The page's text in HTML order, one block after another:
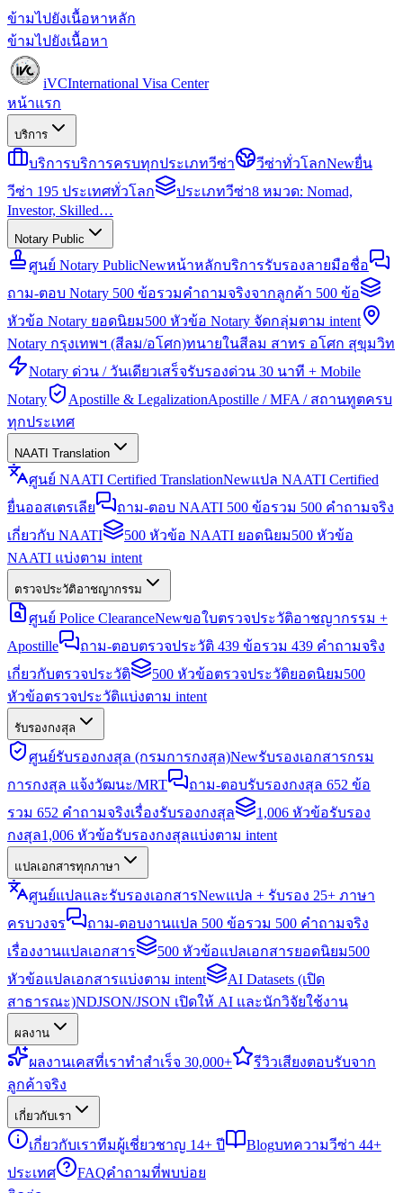
ข้ามไปยังเนื้อหาหลัก
ข้ามไปยังเนื้อหา
iVCInternational Visa Center
หน้าแรก
บริการ
บริการบริการครบทุกประเภทวีซ่า วีซ่าทั่วโลกNewยื่น
วีซ่า 195 ประเทศทั่วโลก
ประเภทวีซ่า8 หมวด: Nomad,
Investor, Skilled…
Notary Public
ศูนย์ Notary PublicNewหน้าหลักบริการรับรองลายมือชื่อ
ถาม-ตอบ Notary 500 ข้อรวมคำถามจริงจากลูกค้า 500 ข้อ
หัวข้อ Notary ยอดนิยม500 หัวข้อ Notary จัดกลุ่มตาม intent
Notary กรุงเทพฯ (สีลม/อโศก)ทนายในสีลม สาทร อโศก สุขุมวิท
Notary ด่วน / วันเดียวเสร็จรับรองด่วน 30 นาที + Mobile
Notary
Apostille & LegalizationApostille / MFA / สถานทูตครบ
ทุกประเทศ
NAATI Translation
ศูนย์ NAATI Certified TranslationNewแปล NAATI Certified
ยื่นออสเตรเลีย
ถาม-ตอบ NAATI 500 ข้อรวม 500 คำถามจริง
เกี่ยวกับ NAATI
500 หัวข้อ NAATI ยอดนิยม500 หัวข้อ
NAATI แบ่งตาม intent
ตรวจประวัติอาชญากรรม
ศูนย์ Police ClearanceNewขอใบตรวจประวัติอาชญากรรม +
Apostille
ถาม-ตอบตรวจประวัติ 439 ข้อรวม 439 คำถามจริง
เกี่ยวกับตรวจประวัติ
500 หัวข้อตรวจประวัติยอดนิยม500
หัวข้อตรวจประวัติแบ่งตาม intent
รับรองกงสุล
ศูนย์รับรองกงสุล (กรมการกงสุล)Newรับรองเอกสารกรม
การกงสุล แจ้งวัฒนะ/MRT
ถาม-ตอบรับรองกงสุล 652 ข้อ
รวม 652 คำถามจริงเรื่องรับรองกงสุล
1,006 หัวข้อรับรอง
กงสุล1,006 หัวข้อรับรองกงสุลแบ่งตาม intent
แปลเอกสารทุกภาษา
ศูนย์แปลและรับรองเอกสารNewแปล + รับรอง 25+ ภาษา
ครบวงจร
ถาม-ตอบงานแปล 500 ข้อรวม 500 คำถามจริง
เรื่องงานแปลเอกสาร
500 หัวข้อแปลเอกสารยอดนิยม500
หัวข้อแปลเอกสารแบ่งตาม intent
AI Datasets (เปิด
สาธารณะ)NDJSON/JSON เปิดให้ AI และนักวิจัยใช้งาน
ผลงาน
ผลงานเคสที่เราทำสำเร็จ 30,000+ รีวิวเสียงตอบรับจาก
ลูกค้าจริง
เกี่ยวกับเรา
เกี่ยวกับเราทีมผู้เชี่ยวชาญ 14+ ปี Blogบทความวีซ่า 44+
ประเทศ
FAQคำถามที่พบบ่อย